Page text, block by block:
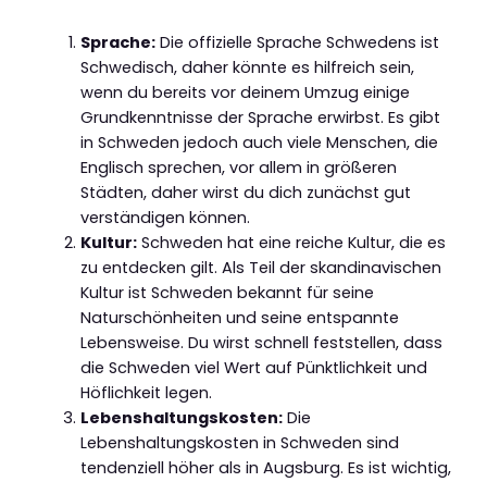
Sprache:Die offizielle Sprache Schwedens ist
Schwedisch, daher könnte es hilfreich sein,
wenn du bereits vor deinem Umzug einige
Grundkenntnisse der Sprache erwirbst. Es gibt
in Schweden jedoch auch viele Menschen, die
Englisch sprechen, vor allem in größeren
Städten, daher wirst du dich zunächst gut
verständigen können.
Kultur:Schweden hat eine reiche Kultur, die es
zu entdecken gilt. Als Teil der skandinavischen
Kultur ist Schweden bekannt für seine
Naturschönheiten und seine entspannte
Lebensweise. Du wirst schnell feststellen, dass
die Schweden viel Wert auf Pünktlichkeit und
Höflichkeit legen.
Lebenshaltungskosten:Die
Lebenshaltungskosten in Schweden sind
tendenziell höher als in Augsburg. Es ist wichtig,